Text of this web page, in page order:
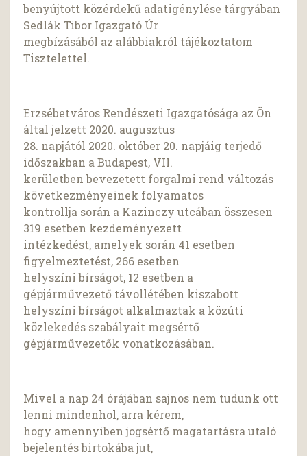
benyújtott közérdekű adatigénylése tárgyában
Sedlák Tibor Igazgató Úr
megbízásából az alábbiakról tájékoztatom
Tisztelettel.
Erzsébetváros Rendészeti Igazgatósága az Ön
által jelzett 2020. augusztus
28. napjától 2020. október 20. napjáig terjedő
időszakban a Budapest, VII.
kerületben bevezetett forgalmi rend változás
következményeinek folyamatos
kontrollja során a Kazinczy utcában összesen
319 esetben kezdeményezett
intézkedést, amelyek során 41 esetben
figyelmeztetést, 266 esetben
helyszíni bírságot, 12 esetben a
gépjárművezető távollétében kiszabott
helyszíni bírságot alkalmaztak a közúti
közlekedés szabályait megsértő
gépjárművezetők vonatkozásában.
Mivel a nap 24 órájában sajnos nem tudunk ott
lenni mindenhol, arra kérem,
hogy amennyiben jogsértő magatartásra utaló
bejelentés birtokába jut,